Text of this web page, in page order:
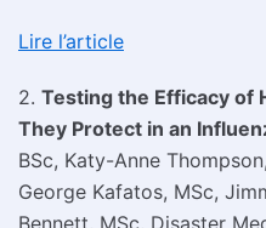
Lire l’article
2. Testing the Efficacy of
They Protect in an
BSc, Katy-Anne
George Kafatos, MSc,